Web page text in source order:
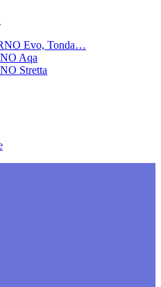
Evo, Tonda…
Aqa
Stretta